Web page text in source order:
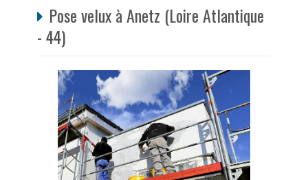
Pose velux à Anetz (Loire Atlantique
- 44)